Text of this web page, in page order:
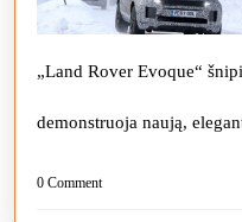
„Land Rover Evoque“
demonstruoja naują,
0 Comment